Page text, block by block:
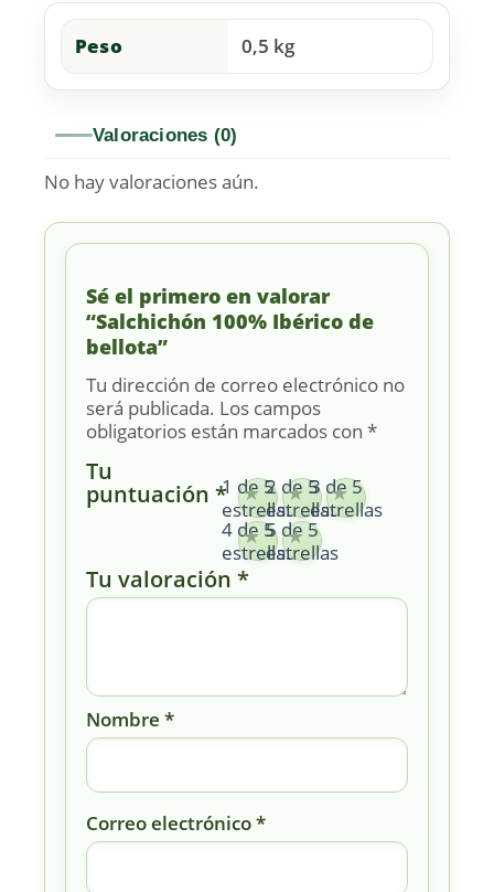
Peso 0,5 kg
Valoraciones (0)
No hay valoraciones aún.
Sé el primero en valorar
“Salchichón 100% Ibérico de
bellota”
Tu dirección de correo electrónico no
será publicada. Los campos
obligatorios están marcados con *
Tu
puntuación *1 de 5
estrellas
2 de 5
estrellas
3 de 5
estrellas
4 de 5
estrellas
5 de 5
estrellas
Tu valoración *
Nombre *
Correo electrónico*